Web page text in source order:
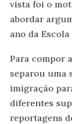
vista foi o
abordar
ano da
Para compor
separou uma
imigração
diferentes
reportagens